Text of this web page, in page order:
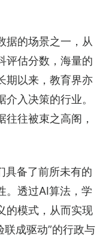
据的场景之一，从
评估分数，海量的
期以来，教育界亦
入决策的行业。
往被束之高阁，
具备了前所未有的
。透过AI算法，学
的模式，从而实现
联成驱动”的行政与